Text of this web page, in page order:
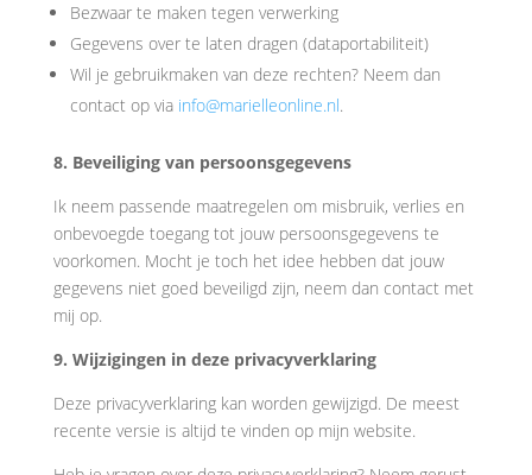
Bezwaar te maken tegen verwerking
Gegevens over te laten dragen (dataportabiliteit)
Wil je gebruikmaken van deze rechten? Neem dan
contact op via info@marielleonline.nl.
8. Beveiliging van persoonsgegevens
Ik neem passende maatregelen om misbruik, verlies en
onbevoegde toegang tot jouw persoonsgegevens te
voorkomen. Mocht je toch het idee hebben dat jouw
gegevens niet goed beveiligd zijn, neem dan contact met
mij op.
9. Wijzigingen in deze privacyverklaring
Deze privacyverklaring kan worden gewijzigd. De meest
recente versie is altijd te vinden op mijn website.